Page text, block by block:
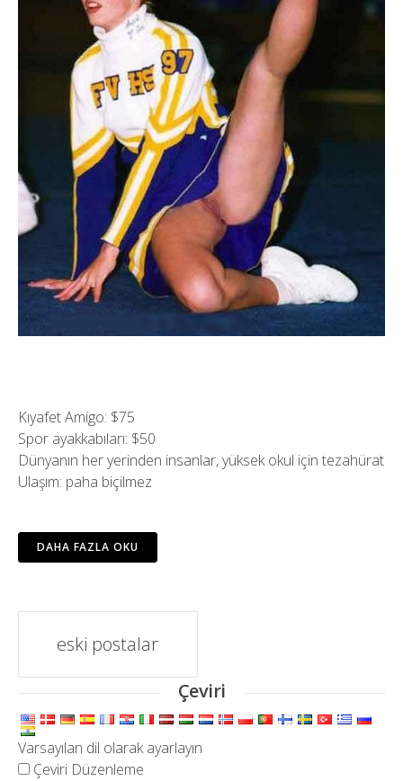
Kıyafet Amigo: $75
Spor ayakkabıları: $50
Dünyanın her yerinden insanlar, yüksek okul için tezahürat
Ulaşım: paha biçilmez
DAHA FAZLA OKU
Mesaj
navigasyon
eski postalar
Çeviri
Varsayılan dil olarak ayarlayın
Çeviri Düzenleme